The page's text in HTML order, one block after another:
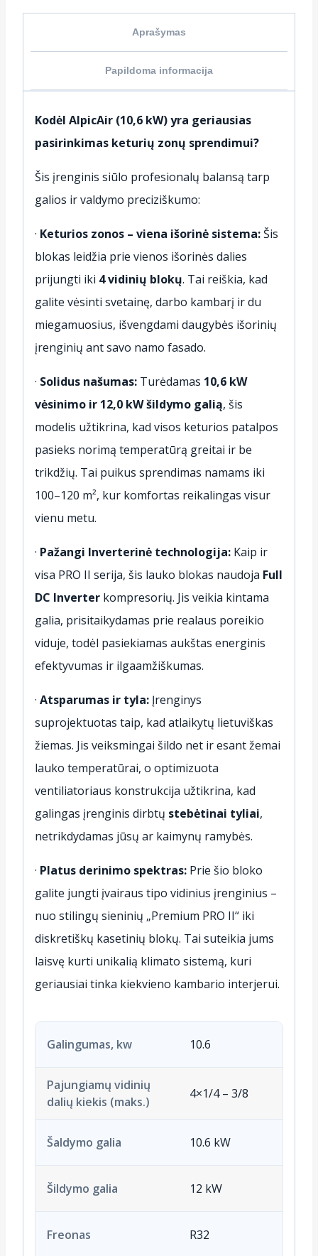
Aprašymas
Papildoma informacija
Kodėl AlpicAir (10,6 kW) yra geriausias
pasirinkimas keturių zonų sprendimui?
Šis įrenginis siūlo profesionalų balansą tarp
galios ir valdymo preciziškumo:
· Keturios zonos – viena išorinė sistema:Šis
blokas leidžia prie vienos išorinės dalies
prijungti iki 4 vidinių blokų. Tai reiškia, kad
galite vėsinti svetainę, darbo kambarį ir du
miegamuosius, išvengdami daugybės išorinių
įrenginių ant savo namo fasado.
· Solidus našumas: Turėdamas 10,6 kW
vėsinimo ir 12,0 kW šildymo galią, šis
modelis užtikrina, kad visos keturios patalpos
pasieks norimą temperatūrą greitai ir be
trikdžių. Tai puikus sprendimas namams iki
100–120 m², kur komfortas reikalingas visur
vienu metu.
· Pažangi Inverterinė technologija: Kaip ir
visa PRO II serija, šis lauko blokas naudoja Full
DC Inverter kompresorių. Jis veikia kintama
galia, prisitaikydamas prie realaus poreikio
viduje, todėl pasiekiamas aukštas energinis
efektyvumas ir ilgaamžiškumas.
· Atsparumas ir tyla: Įrenginys
suprojektuotas taip, kad atlaikytų lietuviškas
žiemas. Jis veiksmingai šildo net ir esant žemai
lauko temperatūrai, o optimizuota
ventiliatoriaus konstrukcija užtikrina, kad
galingas įrenginis dirbtų stebėtinai tyliai,
netrikdydamas jūsų ar kaimynų ramybės.
· Platus derinimo spektras: Prie šio bloko
galite jungti įvairaus tipo vidinius įrenginius –
nuo stilingų sieninių „Premium PRO II“ iki
diskretiškų kasetinių blokų. Tai suteikia jums
laisvę kurti unikalią klimato sistemą, kuri
geriausiai tinka kiekvieno kambario interjerui.
Galingumas, kw 10.6
Pajungiamų vidinių
dalių kiekis (maks.)
4×1/4 – 3/8
Šaldymo galia 10.6 kW
Šildymo galia 12 kW
Freonas R32